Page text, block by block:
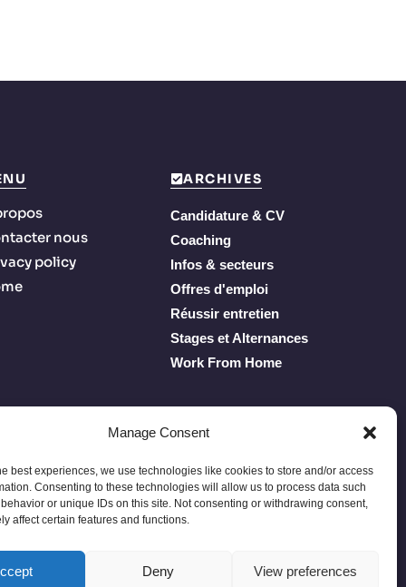
Manage Consent
best experiences, we use technologies like cookies to store and/or access
Consenting to these technologies will allow us to process data such
or unique IDs on this site. Not consenting or withdrawing consent,
affect certain features and functions.
Deny View preferences
nous
policy
ARCHIVES
Candidature & CV
Coaching
Infos & secteurs
Offres d'emploi
Réussir entretien
Stages et Alternances
Work From Home
Privacy PolicyTerms of Service